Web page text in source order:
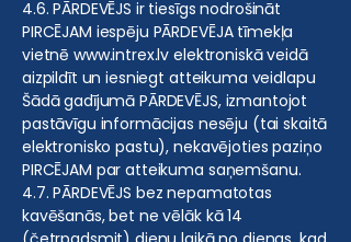
4.6. PĀRDEVĒJS ir tiesīgs nodrošināt
PIRCĒJAM iespēju PĀRDEVĒJA tīmekļa
vietnēwww.intrex.lv elektroniskā veidā
aizpildīt un iesniegt atteikuma veidlapu
Šādā gadījumā PĀRDEVĒJS, izmantojot
pastāvīgu informācijas nesēju (tai skaitā
elektronisko pastu), nekavējoties paziņo
PIRCĒJAM par atteikuma saņemšanu.
4.7. PĀRDEVĒJS bez nepamatotas
kavēšanās, bet ne vēlāk kā 14